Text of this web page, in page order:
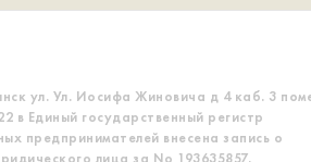
ул. Ул. Иосифа Жиновича д 4 каб. 3
в Единый государственный регистр
предпринимателей внесена запись о
лица за No 193635857.